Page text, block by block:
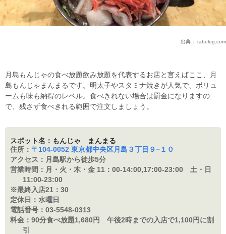
出典： tabelog.com
月島もんじゃの食べ放題飲み放題を代表するお店と言えばここ、月
島もんじゃまんまるです。明太子やスタミナ焼きが人気で、ボリュ
ームも味も納得のレベル。食べきれない場合は罰金になりますの
で、残さず食べきれる範囲で注文しましょう。
スポット名：もんじゃ まんまる
住所： 〒104-0052 東京都中央区月島３丁目９−１０
アクセス： 月島駅から徒歩5分
営業時間： 月・火・木・金 11： 00-14:00,17:00-23:00 土・日
11:00-23:00
※最終入店21： 30
定休日： 水曜日
電話番号： 03-5548-0313
料金： 90分食べ放題1,680円 午後2時までの入店で1,100円に割
引